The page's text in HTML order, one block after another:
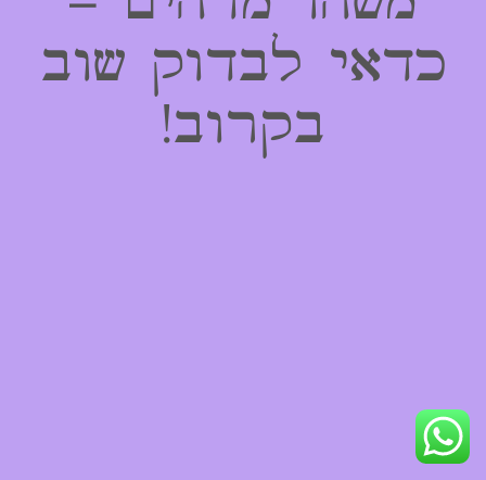
כדאי לבדוק שוב
בקרוב!